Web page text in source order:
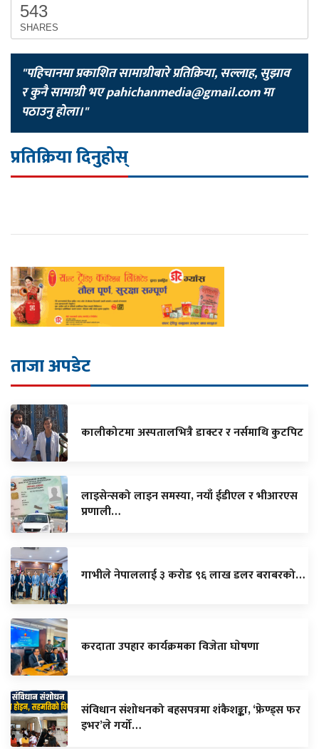
543
SHARES
"पहिचानमा प्रकाशित सामाग्रीबारे प्रतिक्रिया, सल्लाह, सुझाव
र कुनै सामाग्री भएpahichanmedia@gmail.comमा
पठाउनु होला।"
प्रतिक्रिया दिनुहोस्
ताजा अपडेट
कालीकोटमा अस्पतालभित्रै डाक्टर र नर्समाथि कुटपिट
लाइसेन्सको लाइन समस्या, नयाँ ईडीएल र भीआरएस
प्रणाली…
गाभीले नेपाललाई ३ करोड ९६ लाख डलर बराबरको…
करदाता उपहार कार्यक्रमका विजेता घाेषणा
संविधान संशोधनको बहसपत्रमा शंकैशङ्का, ‘फ्रेण्ड्स फर
इभर’ले गर्यो…